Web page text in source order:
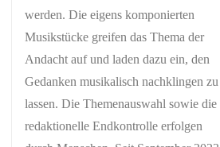
werden. Die eigens komponierten
Musikstücke greifen das Thema der
Andacht auf und laden dazu ein, den
Gedanken musikalisch nachklingen zu
lassen. Die Themenauswahl sowie die
redaktionelle Endkontrolle erfolgen